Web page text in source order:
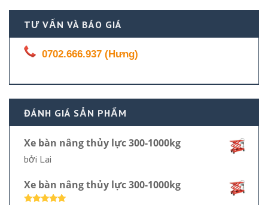
TƯ VẤN VÀ BÁO GIÁ
0702.666.937 (Hưng)
ĐÁNH GIÁ SẢN PHẨM
Xe bàn nâng thủy lực 300-1000kg
bởi Lai
Xe bàn nâng thủy lực 300-1000kg